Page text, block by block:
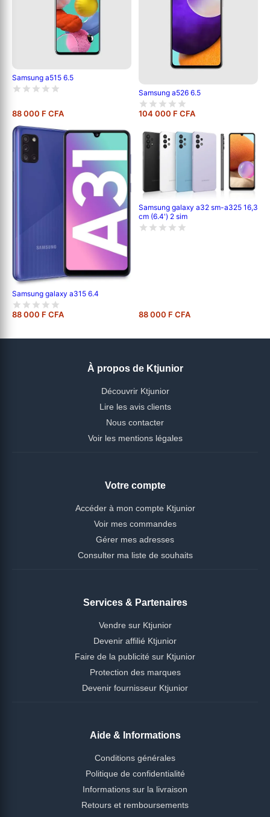
Samsung a515 6.5
88 000 F CFA
Samsung a526 6.5
104 000 F CFA
Samsung galaxy a315 6.4
88 000 F CFA
Samsung galaxy a32 sm-a325 16,3
cm (6.4') 2 sim
88 000 F CFA
À propos de Ktjunior
Découvrir Ktjunior
Lire les avis clients
Nous contacter
Voir les mentions légales
Votre compte
Accéder à mon compte Ktjunior
Voir mes commandes
Gérer mes adresses
Consulter ma liste de souhaits
Services & Partenaires
Vendre sur Ktjunior
Devenir affilié Ktjunior
Faire de la publicité sur Ktjunior
Protection des marques
Devenir fournisseur Ktjunior
Aide & Informations
Conditions générales
Politique de confidentialité
Informations sur la livraison
Retours et remboursements